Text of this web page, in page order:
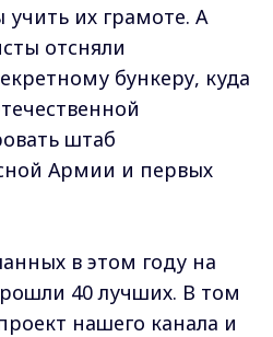
их грамоте. А
отсняли
бункеру, куда
штаб
Армии и первых
в этом году на
40 лучших. В том
нашего канала и